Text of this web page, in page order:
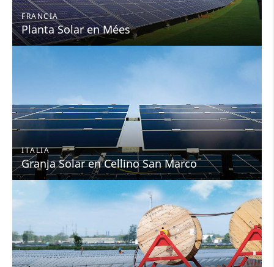
FRANCIA
Planta Solar en Mées
ITALIA
Granja Solar en Cellino San Marco